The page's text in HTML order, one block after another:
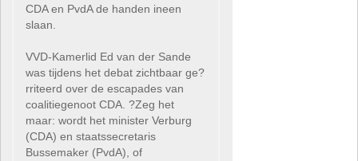
CDA en PvdA de handen ineen
slaan.
VVD-Kamerlid Ed van der Sande
was tijdens het debat zichtbaar ge?
rriteerd over de escapades van
coalitiegenoot CDA. ?Zeg het
maar: wordt het minister Verburg
(CDA) en staatssecretaris
Bussemaker (PvdA), of